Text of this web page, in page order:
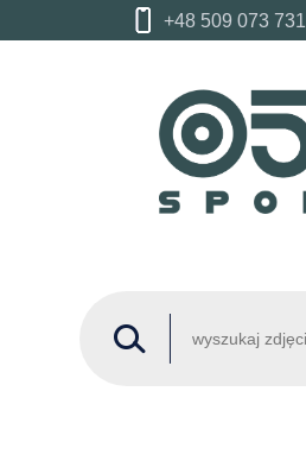
+48 509 073 731